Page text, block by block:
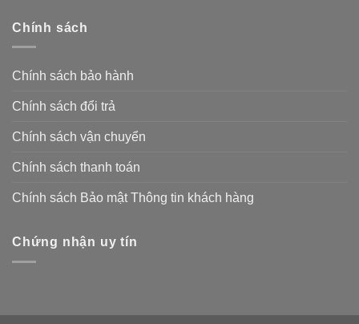
Chính sách
Chính sách bảo hành
Chính sách đổi trả
Chính sách vận chuyển
Chính sách thanh toán
Chính sách Bảo mật Thông tin khách hàng
Chứng nhận uy tín